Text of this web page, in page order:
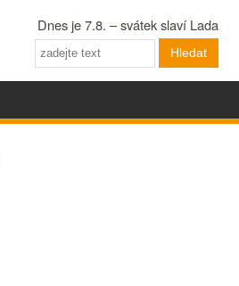
Dnes je 7.8. – svátek slaví Lada
Hledat